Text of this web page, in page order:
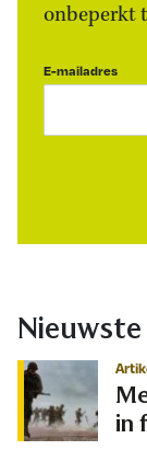
onbeperkt
E-mailadres
in